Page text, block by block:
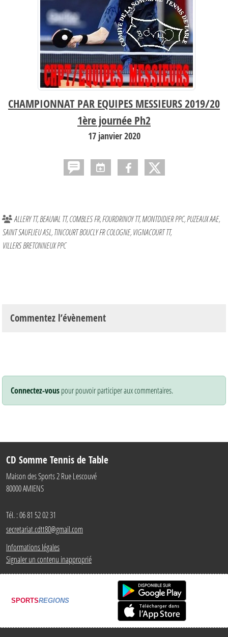
CHAMPIONNAT PAR EQUIPES MESSIEURS 2019/20
1ère journée Ph2
17 janvier 2020
ALLERY TT BEAUVAL TT COMBLES FR FOURDRINOY TT MONTDIDIER PPC PUZEAUX AAE
SAINT SAUFLIEU ASL TINCOURT BOUCLY FR COLOGNE VIGNACOURT TT
VILLERS BRETONNEUX PPC
Commentez l’évènement
Connectez-vouspour pouvoir participer aux commentaires.
CD Somme Tennis de Table
Maison des Sports 2 Rue Lescouvé
80000AMIENS
Tél. :06 81 52 02 31
secretariat.cdtt80@gmail.com
Informations légales
Signaler un contenu inapproprié
SPORTSREGIONS